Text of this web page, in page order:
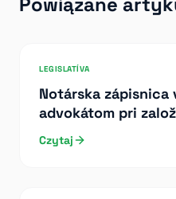
LEGISLATÍVA
Notárska zápisnica
advokátom pri
Czytaj